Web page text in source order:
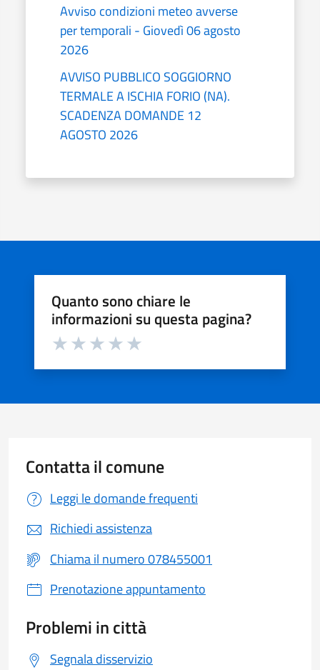
Avviso condizioni meteo avverse
per temporali - Giovedì 06 agosto
2026
AVVISO PUBBLICO SOGGIORNO
TERMALE A ISCHIA FORIO (NA).
SCADENZA DOMANDE 12
AGOSTO 2026
Quanto sono chiare le
informazioni su questa pagina?
Valuta da 1 a 5 stelle la pagina
Contatta il comune
Leggi le domande frequenti
Richiedi assistenza
Chiama il numero 078455001
Prenotazione appuntamento
Problemi in città
Segnala disservizio